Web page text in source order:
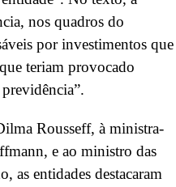
nos quadros do
por investimentos que
teriam provocado
Rousseff, à ministra-
e ao ministro das
, as entidades destacaram